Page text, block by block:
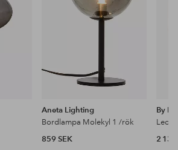
Aneta Lighting
Bordlampa Molekyl 1 /rök
859 SEK
By
2 139